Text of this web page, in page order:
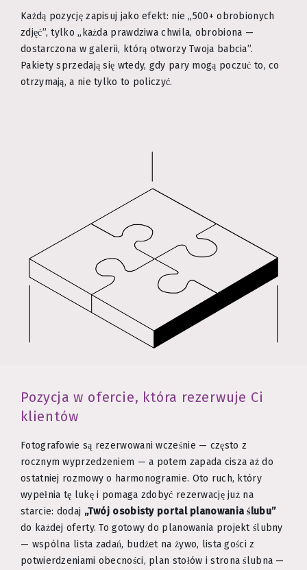
Każdą pozycję zapisuj jako efekt: nie „500+ obrobionych
zdjęć”, tylko „każda prawdziwa chwila, obrobiona —
dostarczona w galerii, którą otworzy Twoja babcia”.
Pakiety sprzedają się wtedy, gdy pary mogą poczuć to, co
otrzymają, a nie tylko to policzyć.
Pozycja w ofercie, która rezerwuje Ci
klientów
Fotografowie są rezerwowani wcześnie — często z
rocznym wyprzedzeniem — a potem zapada cisza aż do
ostatniej rozmowy o harmonogramie. Oto ruch, który
wypełnia tę lukę i pomaga zdobyć rezerwację już na
starcie: dodaj „Twój osobisty portal planowania ślubu”
do każdej oferty. To gotowy do planowania projekt ślubny
— wspólna lista zadań, budżet na żywo, lista gości z
potwierdzeniami obecności, plan stołów i strona ślubna —